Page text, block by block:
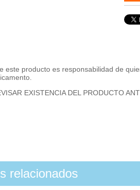
este producto es responsabilidad de
EXISTENCIA DEL PRODUCTO
relacionados